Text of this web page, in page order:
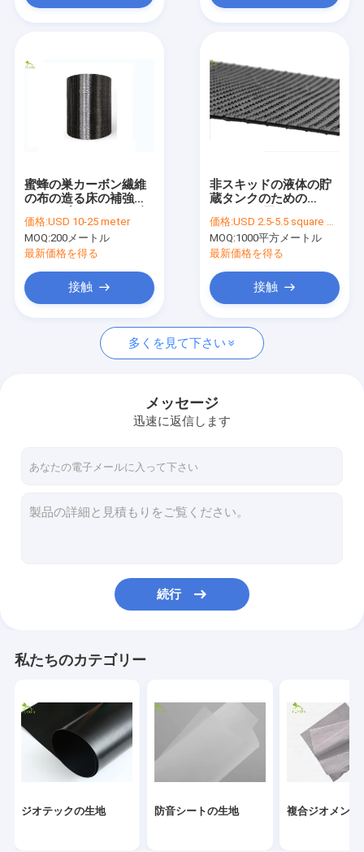
私達について
工場旅行
私達に連絡しなさい
引用を要求しなさい
News
ジオテックの生地
複合ジオメンブレン
不織布 ジオテキスタイルの生地
排水ジオコンポジット
コンベヤーのローラーの製造業機械
ジオテキスタイルのプロジェクト
信号の電子ケーブル
蜜蜂の巣カーボン繊維
の布の造る床の補強の
価格:USD 10-25 meter
MOQ:200メートル
最新価格を得る
接触
非スキッドの液体の貯
蔵タンクのための
Geomembraneはさみ
金
価格:USD 2.5-5.5 square meters
MOQ:1000平方メートル
最新価格を得る
接触
多くを見て下さい
メッセージ
迅速に返信します
続行
私たちのカテゴリー
ジオテックの生地 防音シートの生地 複合ジオメンブ